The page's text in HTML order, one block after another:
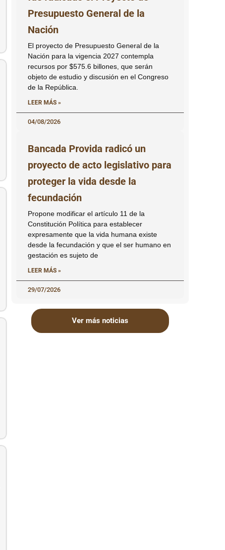
Presupuesto General de la
Nación
El proyecto de Presupuesto General de la
Nación para la vigencia 2027 contempla
recursos por $575.6 billones, que serán
objeto de estudio y discusión en el Congreso
de la República.
LEER MÁS »
04/08/2026
Bancada Provida radicó un
proyecto de acto legislativo para
proteger la vida desde la
fecundación
Propone modificar el artículo 11 de la
Constitución Política para establecer
expresamente que la vida humana existe
desde la fecundación y que el ser humano en
gestación es sujeto de
LEER MÁS »
29/07/2026
Ver más noticias